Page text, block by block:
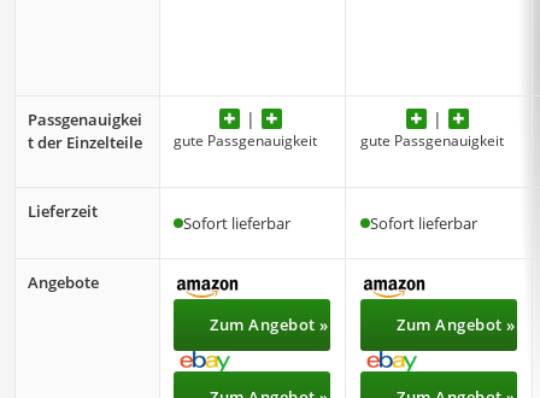
Passgenauigkei
t der Einzelteile
gute Passgenauigkeit gute Passgenauigkeit
Lieferzeit
Sofort lieferbar Sofort lieferbar
Angebote
Zum Angebot »
Zum Angebot »